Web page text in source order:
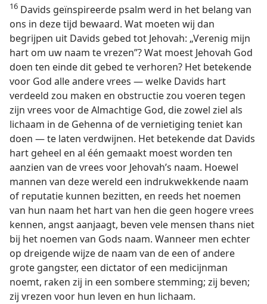
16 Davids geïnspireerde psalm werd in het belang van
ons in deze tijd bewaard. Wat moeten wij dan
begrijpen uit Davids gebed tot Jehovah: „Verenig mijn
hart om uw naam te vrezen”? Wat moest Jehovah God
doen ten einde dit gebed te verhoren? Het betekende
voor God alle andere vrees — welke Davids hart
verdeeld zou maken en obstructie zou voeren tegen
zijn vrees voor de Almachtige God, die zowel ziel als
lichaam in de Gehenna of de vernietiging teniet kan
doen — te laten verdwijnen. Het betekende dat Davids
hart geheel en al één gemaakt moest worden ten
aanzien van de vrees voor Jehovah’s naam. Hoewel
mannen van deze wereld een indrukwekkende naam
of reputatie kunnen bezitten, en reeds het noemen
van hun naam het hart van hen die geen hogere vrees
kennen, angst aanjaagt, beven vele mensen thans niet
bij het noemen van Gods naam. Wanneer men echter
op dreigende wijze de naam van de een of andere
grote gangster, een dictator of een medicijnman
noemt, raken zij in een sombere stemming; zij beven;
zij vrezen voor hun leven en hun lichaam.